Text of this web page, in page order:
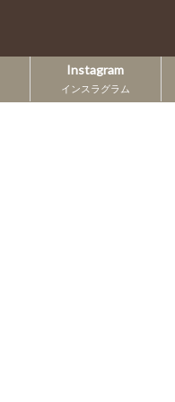
Instagram
インスラグラム